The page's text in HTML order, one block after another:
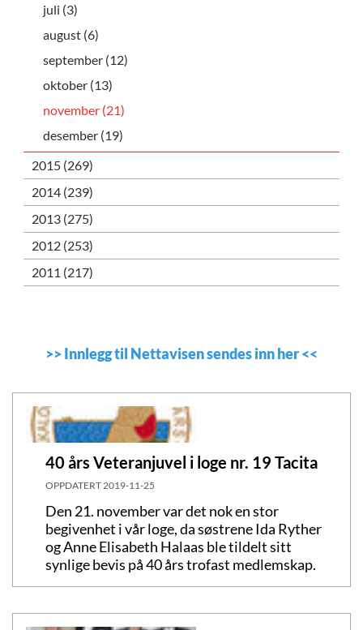
>>Innlegg til Nettavisen sendes inn her<<
40 års Veteranjuvel i loge nr. 19 Tacita
OPPDATERT 2019-11-25
Den 21. november var det nok en stor
begivenhet i vår loge, da søstrene Ida Ryther
og Anne Elisabeth Halaas ble tildelt sitt
synlige bevis på 40 års trofast medlemskap.
juli (3)
august (6)
september (12)
oktober (13)
november (21)
desember (19)
2015 (269)
2014 (239)
2013 (275)
2012 (253)
2011 (217)